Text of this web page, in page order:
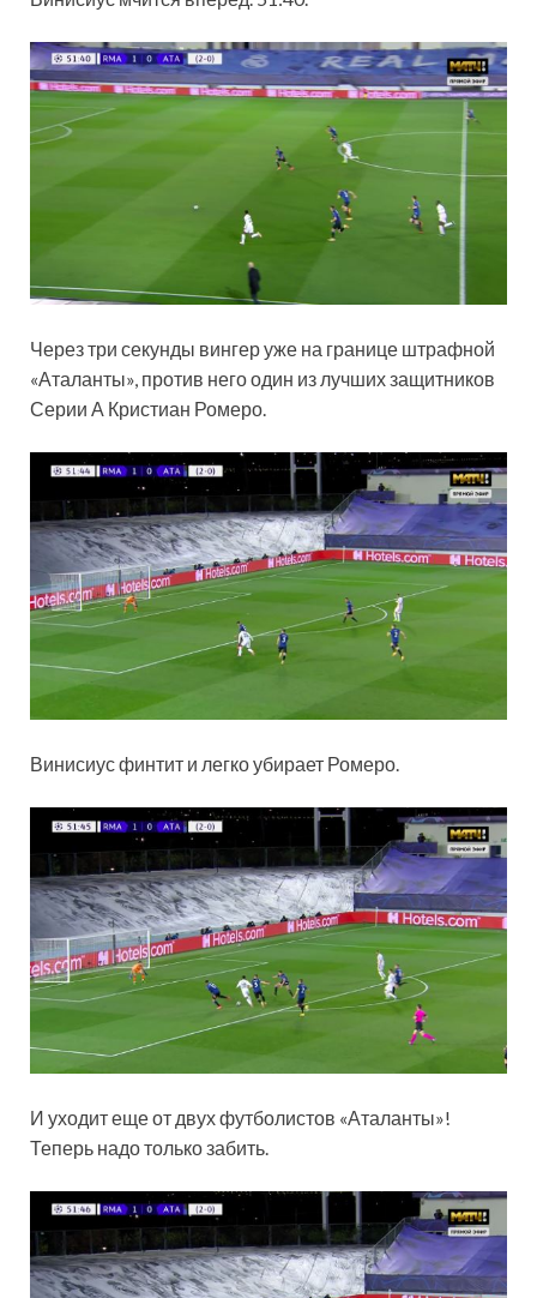
Через три секунды вингер уже на границе штрафной
«Аталанты», против него один из лучших защитников
Серии А Кристиан Ромеро.
Винисиус финтит и легко убирает Ромеро.
И уходит еще от двух футболистов «Аталанты»!
Теперь надо только забить.